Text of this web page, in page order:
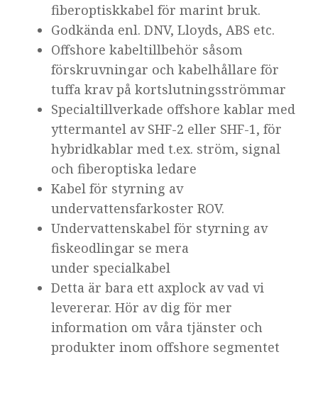
fiberoptiskkabel för marint bruk.
Godkända enl. DNV, Lloyds, ABS etc.
Offshore kabeltillbehör såsom
förskruvningar och kabelhållare för
tuffa krav på kortslutningsströmmar
Specialtillverkade offshore kablar med
yttermantel av SHF-2 eller SHF-1, för
hybridkablar med t.ex. ström, signal
och fiberoptiska ledare
Kabel för styrning av
undervattensfarkoster ROV.
Undervattenskabel för styrning av
fiskeodlingar se mera
under specialkabel
Detta är bara ett axplock av vad vi
levererar. Hör av dig för mer
information om våra tjänster och
produkter inom offshore segmentet